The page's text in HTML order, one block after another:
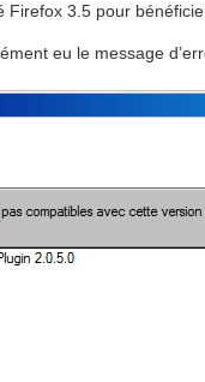
Firefox 3.5 pour
eu le message